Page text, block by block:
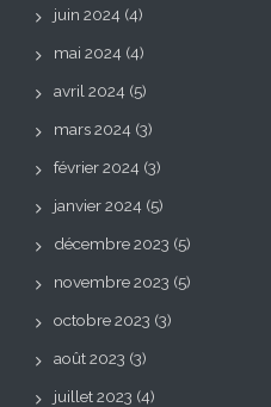
juin 2024 (4)
mai 2024 (4)
avril 2024 (5)
mars 2024 (3)
février 2024 (3)
janvier 2024 (5)
décembre 2023 (5)
novembre 2023 (5)
octobre 2023 (3)
août 2023 (3)
juillet 2023 (4)